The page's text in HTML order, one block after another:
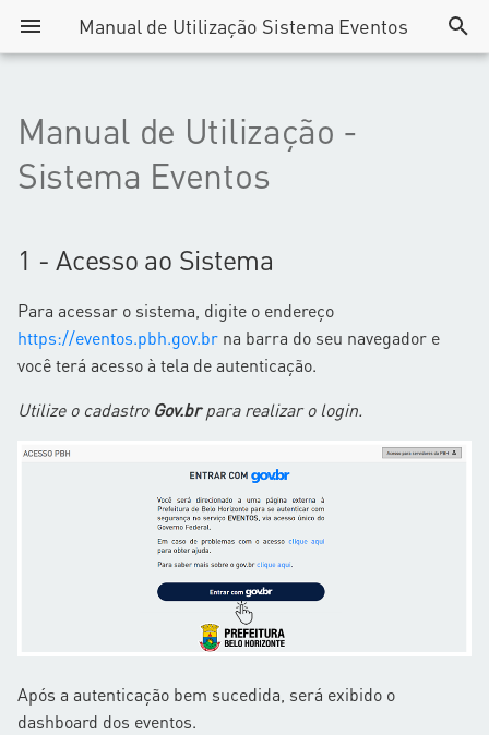
Manual de Utilização Sistema Eventos
c
a
l
i
c
Manual de Utilização -
Sistema Eventos
1 - Acesso ao Sistema
Para acessar o sistema, digite o endereço
https://eventos.pbh.gov.br na barra do seu navegador e
você terá acesso à tela de autenticação.
Utilize o cadastro Gov.brpara realizar o login.
Após a autenticação bem sucedida, será exibido o
dashboard dos eventos.